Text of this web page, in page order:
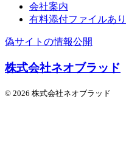
会社案内
有料添付ファイルあり
偽サイトの情報公開
株式会社ネオブラッド
© 2026 株式会社ネオブラッド